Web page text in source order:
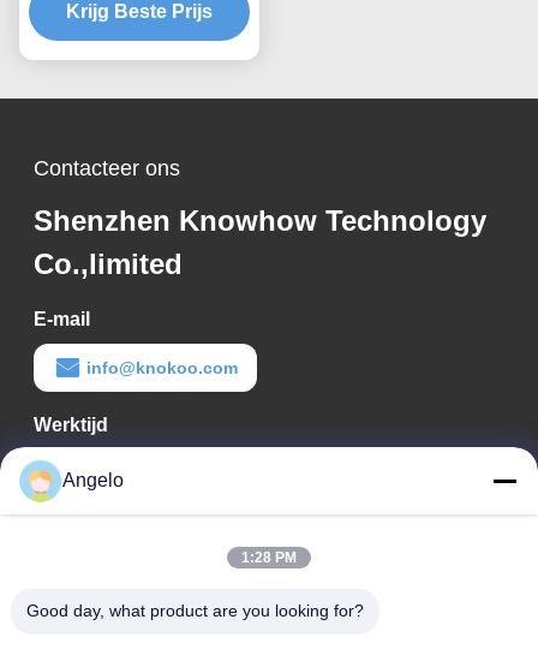
Krijg Beste Prijs
Contacteer ons
Shenzhen Knowhow Technology
Co.,limited
E-mail
info@knokoo.com
Werktijd
08:00-18:00
Ons adres
Street, Longhua District, Shenzhen City, provincie Guangdong
Angelo
1:28 PM
Good day, what product are you looking for?